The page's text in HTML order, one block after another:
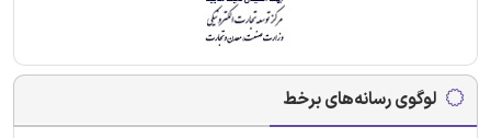
لوگوی رسانه‌های برخط